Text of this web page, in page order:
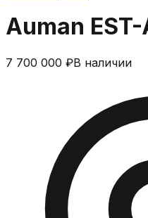
Auman
7 700 000 ₽В наличии